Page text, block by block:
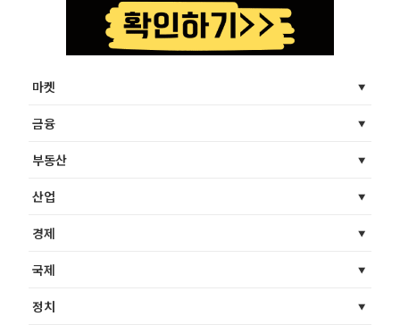
마켓
금융
부동산
산업
경제
국제
정치